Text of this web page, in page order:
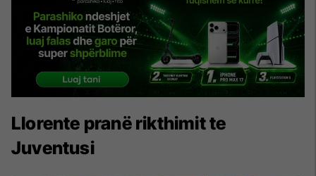
Llorente pranë rikthimit te
Juventusi